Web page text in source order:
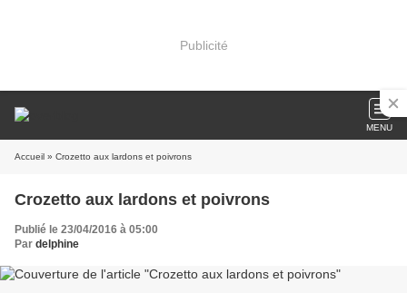
Publicité
MENU
Accueil » Crozetto aux lardons et poivrons
Crozetto aux lardons et poivrons
Publié le 23/04/2016 à 05:00
Par delphine